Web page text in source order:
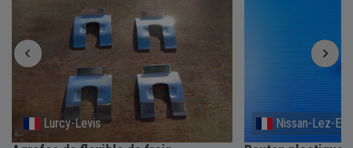
Lurcy-Levis Nissan-Lez-